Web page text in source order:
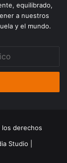
equilibrado,
a nuestros
y el mundo.
derechos
Studio